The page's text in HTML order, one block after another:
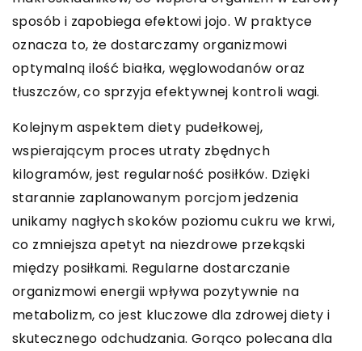
sposób i zapobiega efektowi jojo. W praktyce
oznacza to, że dostarczamy organizmowi
optymalną ilość białka, węglowodanów oraz
tłuszczów, co sprzyja efektywnej kontroli wagi.
Kolejnym aspektem diety pudełkowej,
wspierającym proces utraty zbędnych
kilogramów, jest regularność posiłków. Dzięki
starannie zaplanowanym porcjom jedzenia
unikamy nagłych skoków poziomu cukru we krwi,
co zmniejsza apetyt na niezdrowe przekąski
między posiłkami. Regularne dostarczanie
organizmowi energii wpływa pozytywnie na
metabolizm, co jest kluczowe dla zdrowej diety i
skutecznego odchudzania. Gorąco polecana dla